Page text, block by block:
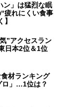
ン」は猛烈な眠
疲れにくい食事
”アクセスラン
日本2位＆1位
食材ランキング
ロ」…1位は？